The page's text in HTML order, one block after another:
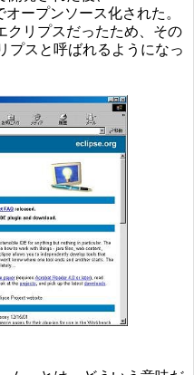
オープンソース化された。
クリプスだったため、その
プスと呼ばれるようになっ